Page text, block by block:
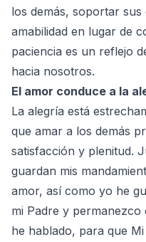
los demás, soportar
amabilidad en lugar de
paciencia es un reflejo
hacia nosotros.
El amor conduce a la
La alegría está
que amar a los demás
satisfacción y plenitud.
guardan mis
amor, así como yo he
mi Padre y permanezco
he hablado, para que